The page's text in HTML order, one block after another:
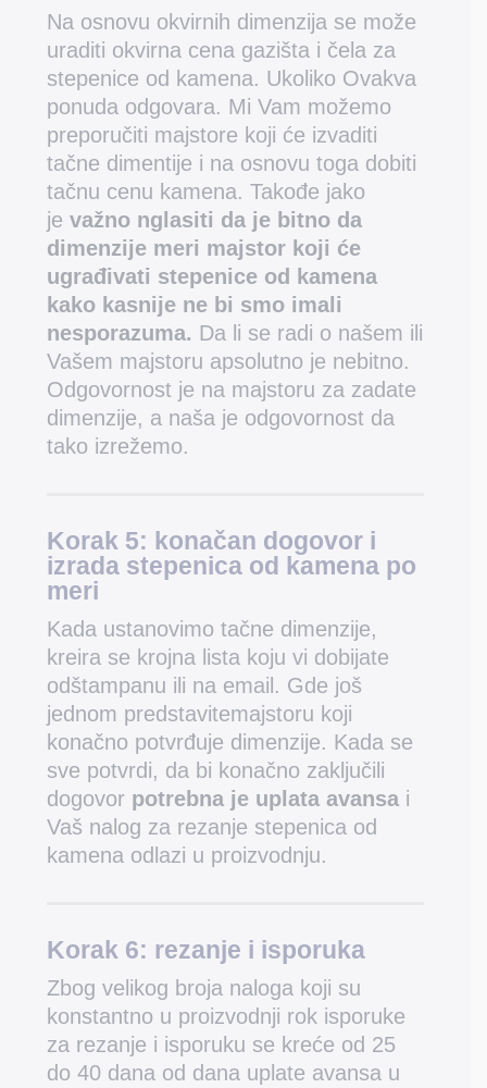
Na osnovu okvirnih dimenzija se može
uraditi okvirna cena gazišta i čela za
stepenice od kamena. Ukoliko Ovakva
ponuda odgovara. Mi Vam možemo
preporučiti majstore koji će izvaditi
tačne dimentije i na osnovu toga dobiti
tačnu cenu kamena. Takođe jako
je važno nglasiti da je bitno da
dimenzije meri majstor koji će
ugrađivati stepenice od kamena
kako kasnije ne bi smo imali
nesporazuma. Da li se radi o našem ili
Vašem majstoru apsolutno je nebitno.
Odgovornost je na majstoru za zadate
dimenzije, a naša je odgovornost da
tako izrežemo.
Korak 5: konačan dogovor i
izrada stepenica od kamena po
meri
Kada ustanovimo tačne dimenzije,
kreira se krojna lista koju vi dobijate
odštampanu ili na email. Gde još
jednom predstavitemajstoru koji
konačno potvrđuje dimenzije. Kada se
sve potvrdi, da bi konačno zaključili
dogovor potrebna je uplata avansa i
Vaš nalog za rezanje stepenica od
kamena odlazi u proizvodnju.
Korak 6: rezanje i isporuka
Zbog velikog broja naloga koji su
konstantno u proizvodnji rok isporuke
za rezanje i isporuku se kreće od 25
do 40 dana od dana uplate avansa u